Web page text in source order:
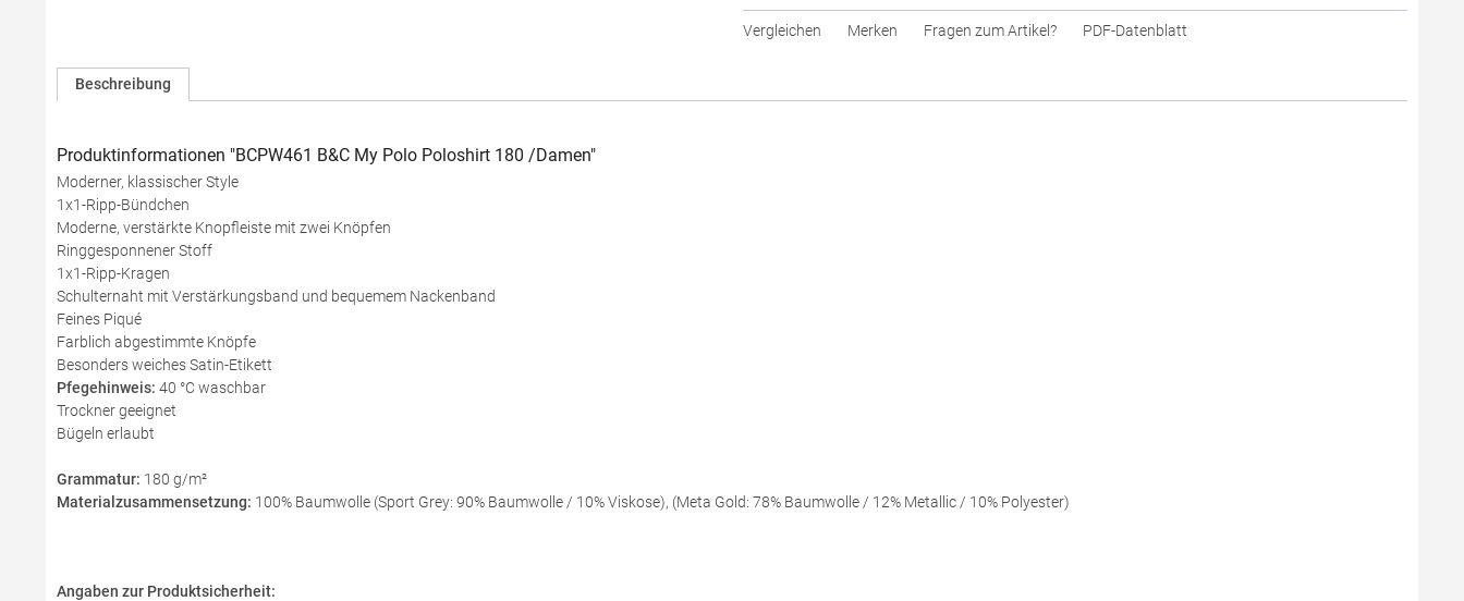
Vergleichen Merken Fragen zum Artikel? PDF-Datenblatt
Beschreibung
Produktinformationen "BCPW461 B&C My Polo Poloshirt 180 /Damen"
Moderner, klassischer Style
1x1-Ripp-Bündchen
Moderne, verstärkte Knopfleiste mit zwei Knöpfen
Ringgesponnener Stoff
1x1-Ripp-Kragen
Schulternaht mit Verstärkungsband und bequemem Nackenband
Feines Piqué
Farblich abgestimmte Knöpfe
Besonders weiches Satin-Etikett
Pfegehinweis: 40 °C waschbar
Trockner geeignet
Bügeln erlaubt
Grammatur: 180 g/m²
Materialzusammensetzung: 100% Baumwolle (Sport Grey: 90% Baumwolle / 10% Viskose), (Meta Gold: 78% Baumwolle / 12% Metallic / 10% Polyester)
Angaben zur Produktsicherheit: